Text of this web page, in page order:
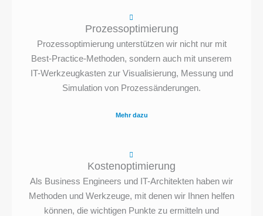
Prozessoptimierung
Prozessoptimierung unterstützen wir nicht nur mit
Best-Practice-Methoden, sondern auch mit unserem
IT-Werkzeugkasten zur Visualisierung, Messung und
Simulation von Prozessänderungen.
Mehr dazu
Kostenoptimierung
Als Business Engineers und IT-Architekten haben wir
Methoden und Werkzeuge, mit denen wir Ihnen helfen
können, die wichtigen Punkte zu ermitteln und